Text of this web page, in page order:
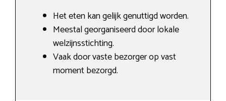
Het eten kan gelijk genuttigd worden.
Meestal georganiseerd door lokale
welzijnsstichting.
Vaak door vaste bezorger op vast
moment bezorgd.